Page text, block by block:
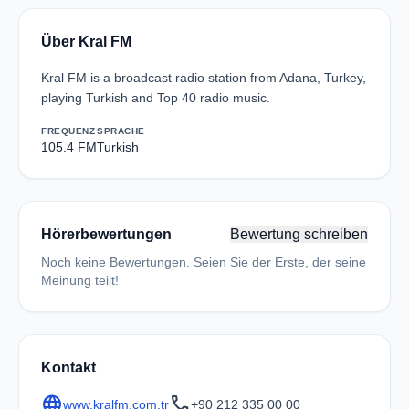
Über Kral FM
Kral FM is a broadcast radio station from Adana, Turkey,
playing Turkish and Top 40 radio music.
FREQUENZ
105.4 FM
SPRACHE
Turkish
Hörerbewertungen Bewertung schreiben
Noch keine Bewertungen. Seien Sie der Erste, der seine
Meinung teilt!
Kontakt
www.kralfm.com.tr +90 212 335 00 00